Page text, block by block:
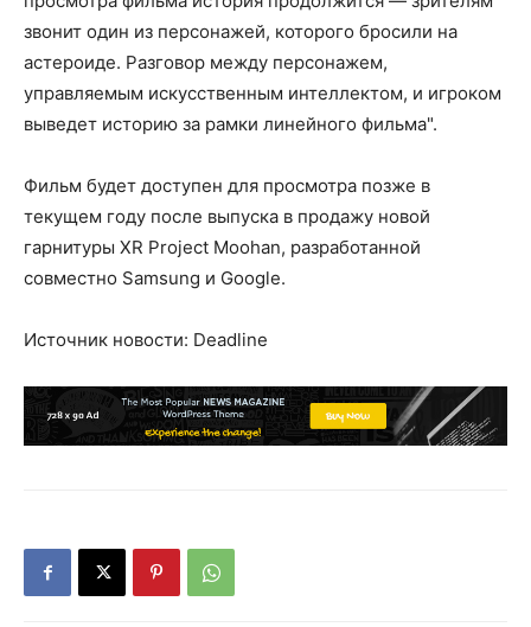
звонит один из персонажей, которого бросили на
астероиде. Разговор между персонажем,
управляемым искусственным интеллектом, и игроком
выведет историю за рамки линейного фильма".
Фильм будет доступен для просмотра позже в
текущем году после выпуска в продажу новой
гарнитуры XR Project Moohan, разработанной
совместно Samsung и Google.
Источник новости: Deadline